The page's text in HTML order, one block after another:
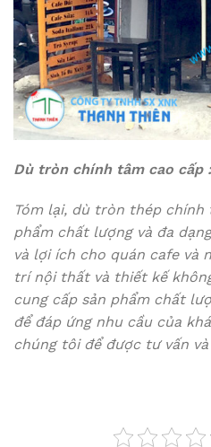
Dù tròn chính tâm cao cấp
Tóm lại, dù tròn thép
phẩm chất lượng và đa
và lợi ích cho quán cafe và
trí nội thất và thiết kế
cung cấp sản phẩm chất
để đáp ứng nhu cầu của
chúng tôi để được tư vấn